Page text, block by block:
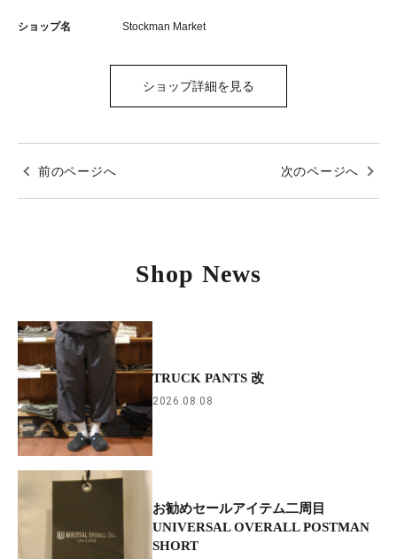
ショップ名 Stockman Market
ショップ詳細を見る
前のページへ 次のページへ
Shop News
TRUCK PANTS 改
2026.08.08
お勧めセールアイテム二周目
UNIVERSAL OVERALL POSTMAN
SHORT